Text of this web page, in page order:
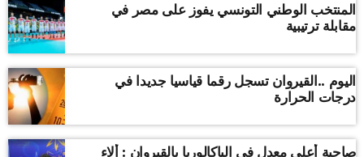
المنتخب الوطني التونسي يفوز على مصر في
مقابلة ترتيبية
اليوم ..القيروان تسجل رقما قياسيا جديدا في
درجات الحرارة
صاحبة أعلى معدل في الباكالوريا بالقيروان : ألاء